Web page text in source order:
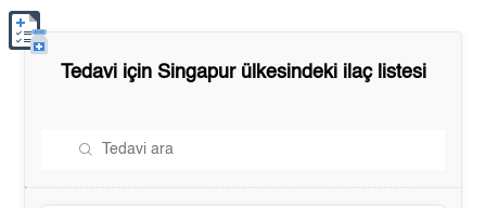
Tedavi için Singapurülkesindeki ilaç listesi